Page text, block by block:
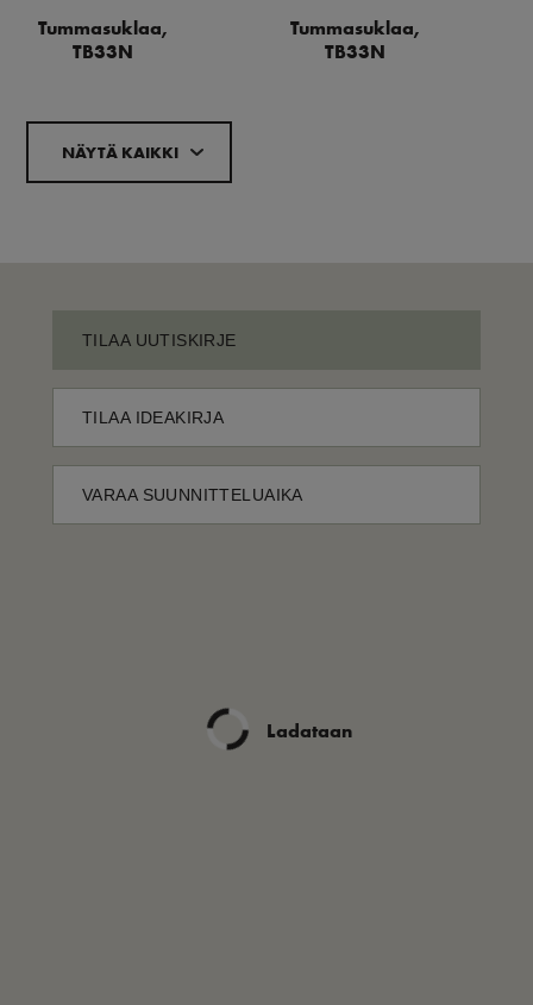
Tummasuklaa,
TB33N
Tummasuklaa,
TB33N
NÄYTÄ KAIKKI
TILAA UUTISKIRJE
TILAA IDEAKIRJA
VARAA SUUNNITTELUAIKA
Ladataan